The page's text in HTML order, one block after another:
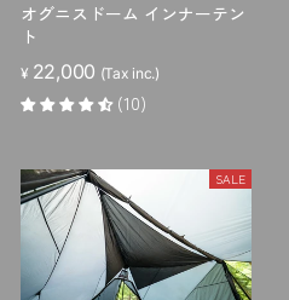
オグニスドーム インナーテン
ト
¥ 22,000 (Tax inc.)
(10)
SALE